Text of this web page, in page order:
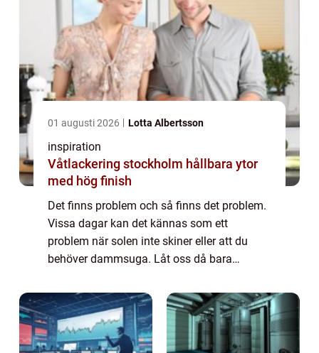
01 augusti 2026 Lotta Albertsson
inspiration
Våtlackering stockholm hållbara ytor
med hög finish
Det finns problem och så finns det problem.
Vissa dagar kan det kännas som ett
problem när solen inte skiner eller att du
behöver dammsuga. Låt oss då bara
du behöver &...